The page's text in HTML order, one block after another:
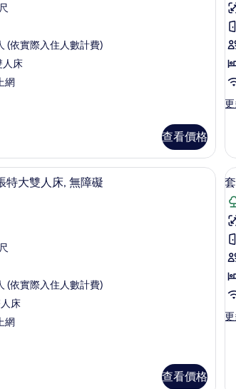
(依實際入住人數計費)
人床
網
查看價格
2
陽
有
相
更
客
房,
2
張
標
準
雙
人
床,
陽
台,
海
的
標準客房, 1 張特大雙人床, 無障礙 | 迷
特大雙人床, 無障礙
分
(依實際入住人數計費)
床
網
查看價格
顯
2
室
更